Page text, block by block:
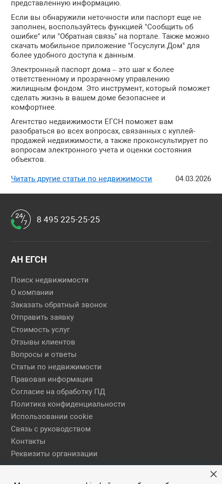
представленную информацию.
Если вы обнаружили неточности или паспорт еще не
заполнен, воспользуйтесь функцией "Сообщить об
ошибке" или "Обратная связь" на портале. Также можно
скачать мобильное приложение "Госуслуги.Дом" для
более удобного доступа к данным.
Электронный паспорт дома – это шаг к более
ответственному и прозрачному управлению
жилищным фондом. Это инструмент, который поможет
сделать жизнь в вашем доме безопаснее и
комфортнее.
Агентство недвижимости ЕГСН поможет вам
разобраться во всех вопросах, связанных с куплей-
продажей недвижимости, а также проконсультирует по
вопросам электронного учета и оценки состояния
объектов.
Читать другие статьи по недвижимости 04.03.2026
8 495 225-25-25
АН ЕГСН
Поиск недвижимости
О компании
Заказать обратный звонок
Отправить заявку
Стоимость услуг
Отзывы клиентов
Вопросы и ответы
Статьи по недвижимости
Правовая информация
Согласие на обработку ПД
Политика конфиденциальности
Использовании cookie
Связь с руководством
Контакты
Реквизиты организации